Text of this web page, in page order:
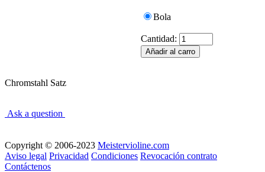
Bola
Cantidad:
Chromstahl Satz
Ask a question
Copyright © 2006-2023 Meistervioline.com
Aviso legal Privacidad Condiciones Revocación contrato
Contáctenos